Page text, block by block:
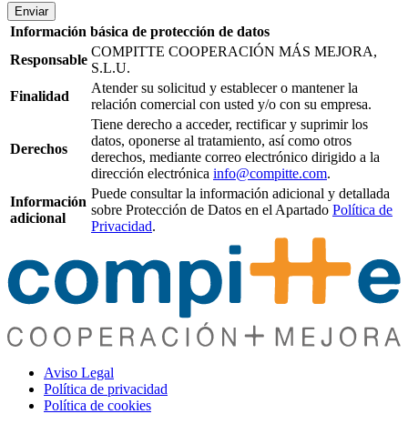
Enviar
Información básica de protección de datos
Responsable
COMPITTE COOPERACIÓN MÁS MEJORA,
S.L.U.
Finalidad
Atender su solicitud y establecer o mantener la
relación comercial con usted y/o con su empresa.
Derechos
Tiene derecho a acceder, rectificar y suprimir los
datos, oponerse al tratamiento, así como otros
derechos, mediante correo electrónico dirigido a la
dirección electrónica info@compitte.com.
Información
adicional
Puede consultar la información adicional y detallada
sobre Protección de Datos en el Apartado Política de
Privacidad.
Aviso Legal
Política de privacidad
Política de cookies